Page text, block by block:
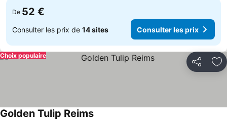
De 52 €
Consulter les prix de 14 sites Consulter les prix
Partager
Choix populaire
Golden Tulip Reims